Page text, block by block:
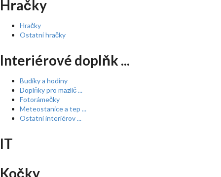
Hračky
Hračky
Ostatní hračky
Interiérové doplňk ...
Budíky a hodiny
Doplňky pro mazlíč ...
Fotorámečky
Meteostanice a tep ...
Ostatní interiérov ...
IT
Kočky